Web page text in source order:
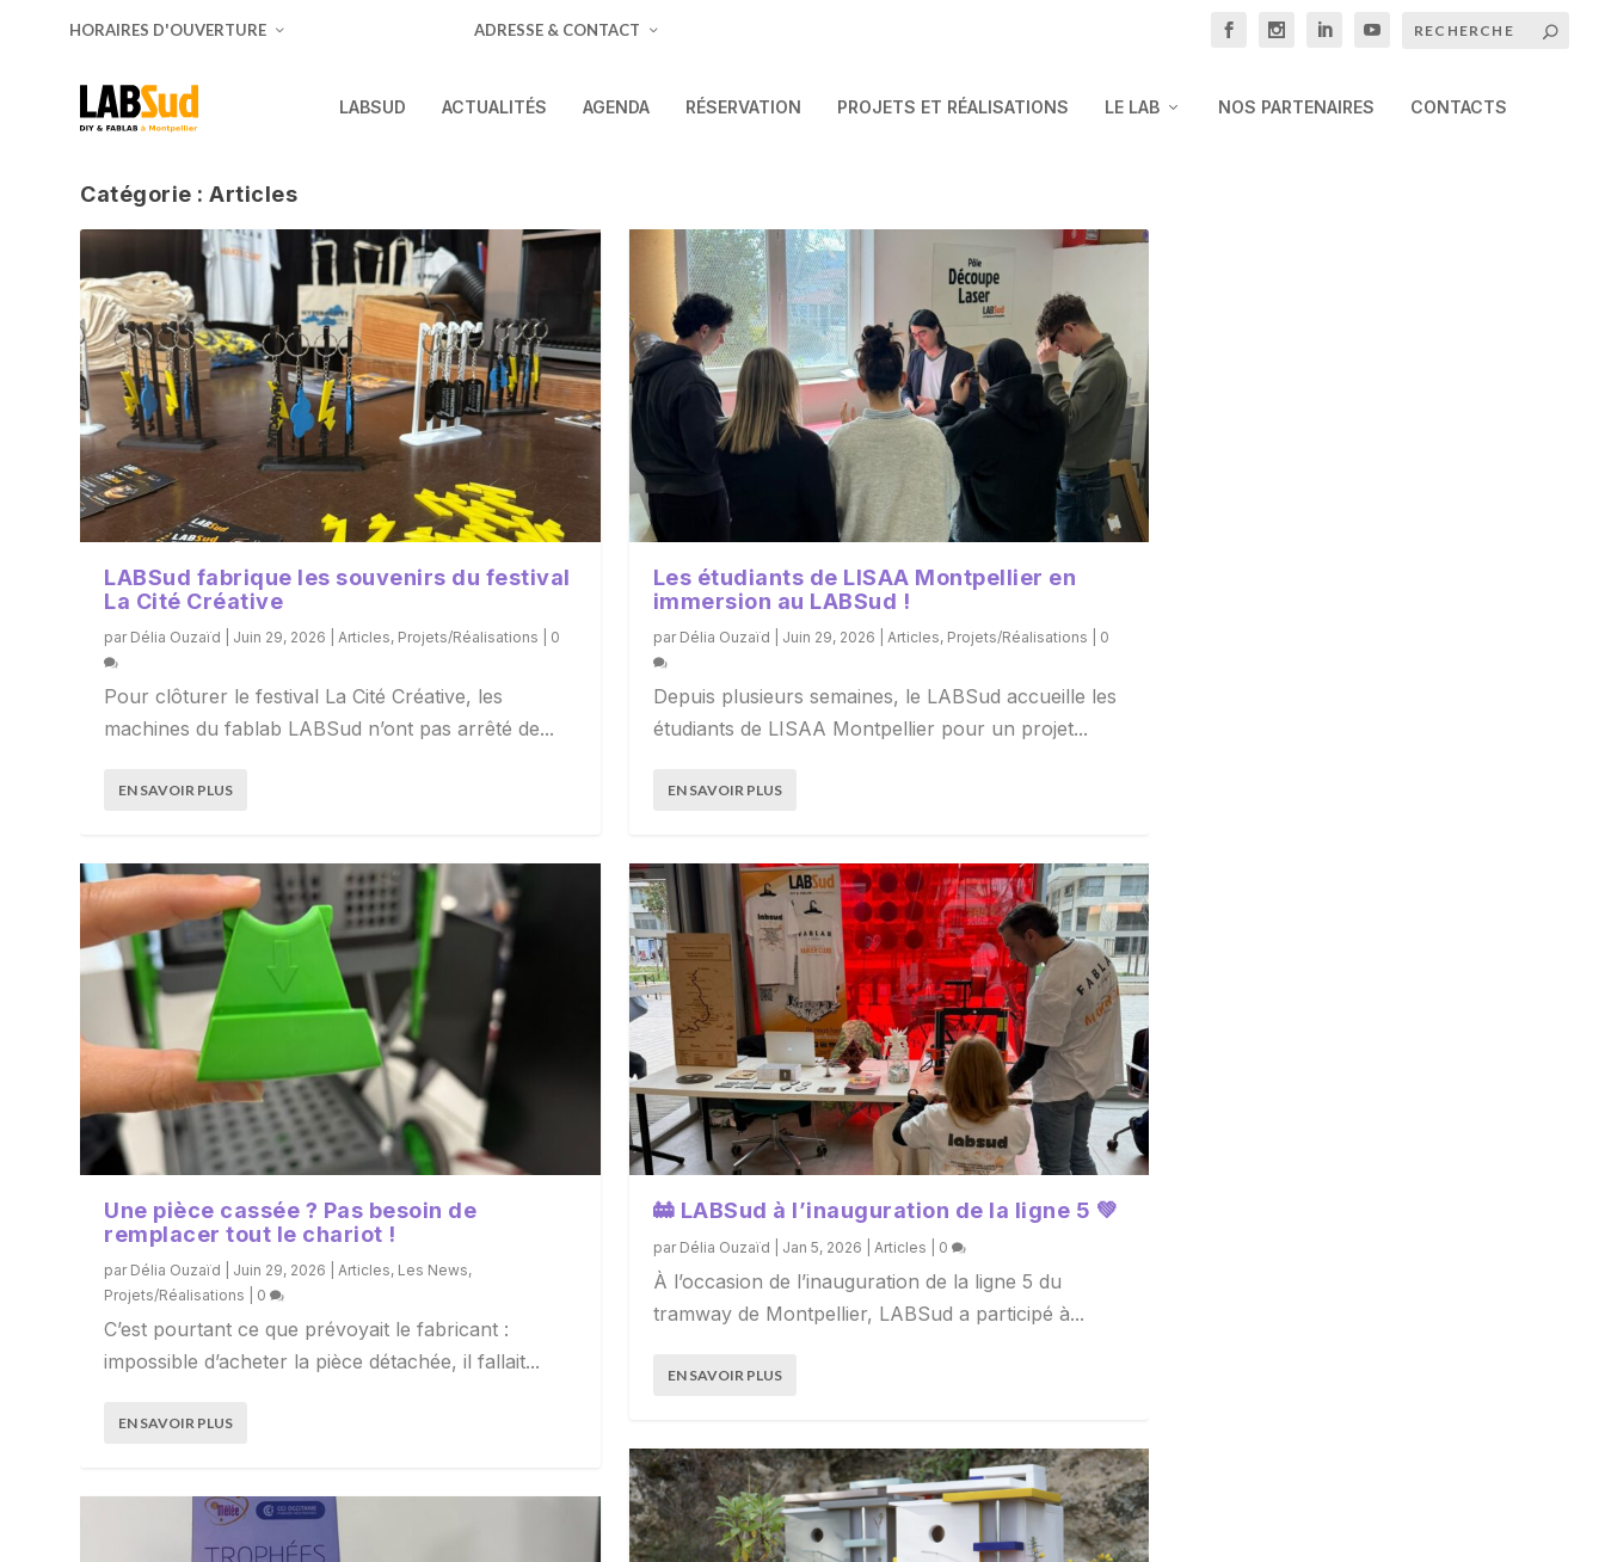
HORAIRES D'OUVERTURE ADRESSE & CONTACT
LABSUD ACTUALITÉS AGENDA RÉSERVATION PROJETS ET RÉALISATIONS LE LAB NOS PARTENAIRES CONTACTS
Catégorie :Articles
LABSud fabrique les souvenirs du festival
La Cité Créative
par Délia Ouzaïd Juin 29, 2026 Articles, Projets/Réalisations 0
Pour clôturer le festival La Cité Créative, les
machines du fablab LABSud n’ont pas arrêté de...
EN SAVOIR PLUS
Une pièce cassée ? Pas besoin de
remplacer tout le chariot !
par Délia Ouzaïd Juin 29, 2026 Articles, Les News,
Projets/Réalisations
0
C’est pourtant ce que prévoyait le fabricant :
impossible d’acheter la pièce détachée, il fallait...
EN SAVOIR PLUS
Les étudiants de LISAA Montpellier en
immersion au LABSud !
par Délia Ouzaïd Juin 29, 2026 Articles, Projets/Réalisations 0
Depuis plusieurs semaines, le LABSud accueille les
étudiants de LISAA Montpellier pour un projet...
EN SAVOIR PLUS
🚋 LABSud à l’inauguration de la ligne 5 💚
par Délia Ouzaïd Jan 5, 2026 Articles 0
À l’occasion de l’inauguration de la ligne 5 du
tramway de Montpellier, LABSud a participé à...
EN SAVOIR PLUS